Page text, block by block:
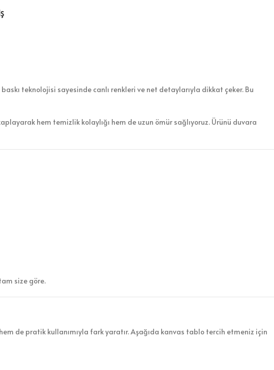
teknolojisi sayesinde canlı renkleri ve net detaylarıyla dikkat çeker. Bu
hem temizlik kolaylığı hem de uzun ömür sağlıyoruz. Ürünü duvara
size göre.
de pratik kullanımıyla fark yaratır. Aşağıda kanvas tablo tercih etmeniz için